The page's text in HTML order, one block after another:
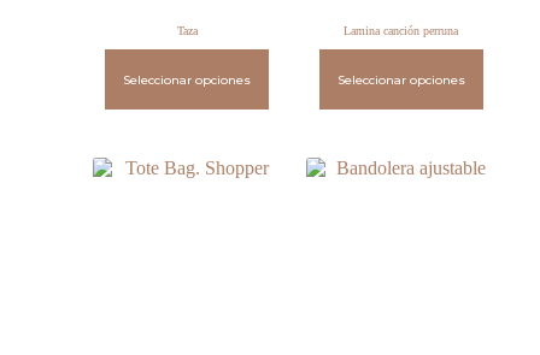
Taza
Seleccionar opciones
Lamina canción perruna
Seleccionar opciones